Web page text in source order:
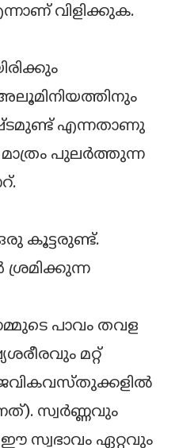
വിളിക്കുക.
എന്നതാണു
പുലര്‍ത്തുന്ന
കൂട്ടരുണ്ട്.
പാവം തവള
മറ്റ്
സ്വര്‍ണ്ണവും
ഈ സ്വഭാവം ഏറ്റവും